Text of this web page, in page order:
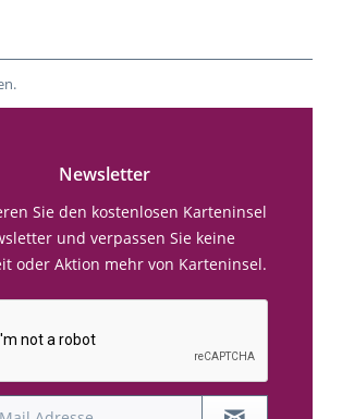
Newsletter
Sie den kostenlosen Karteninsel
und verpassen Sie keine
oder Aktion mehr von Karteninsel.